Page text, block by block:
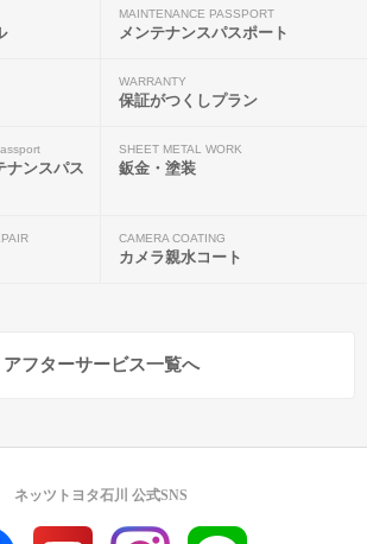
MAINTENANCE PASSPORT
メンテナンスパスポート
WARRANTY
保証がつくしプラン
ナンスパス
SHEET METAL WORK
鈑金・塗装
CAMERA COATING
カメラ親水コート
アフターサービス一覧へ
ネッツトヨタ石川 公式SNS